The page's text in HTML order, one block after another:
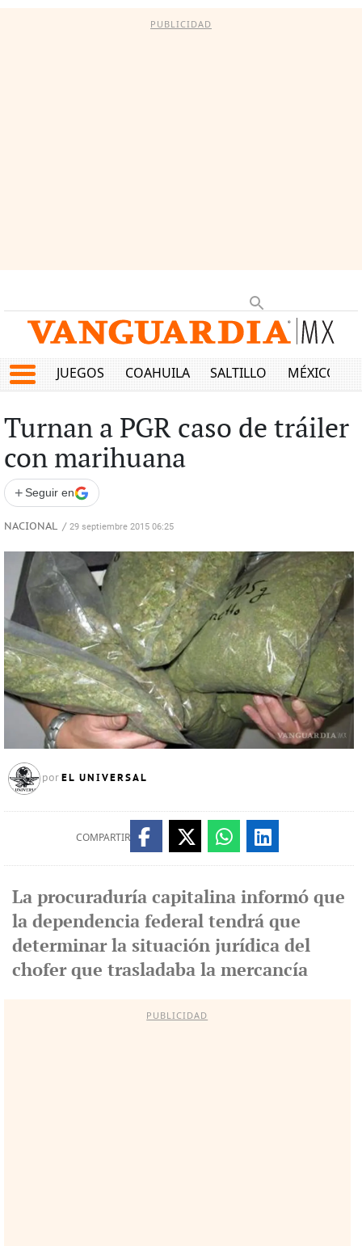
PUBLICIDAD
JUEGOS COAHUILA SALTILLO MÉXICO
Turnan a PGR caso de tráiler
con marihuana
+ Seguir en
NACIONAL / 29 septiembre 2015 06:25
por EL UNIVERSAL
COMPARTIR
La procuraduría capitalina informó que
la dependencia federal tendrá que
determinar la situación jurídica del
chofer que trasladaba la mercancía
PUBLICIDAD